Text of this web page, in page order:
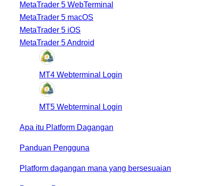
MetaTrader 5 WebTerminal
MetaTrader 5 macOS
MetaTrader 5 iOS
MetaTrader 5 Android
MT4 Webterminal Login
MT5 Webterminal Login
Apa itu Platform Dagangan
Panduan Pengguna
Platform dagangan mana yang bersesuaian